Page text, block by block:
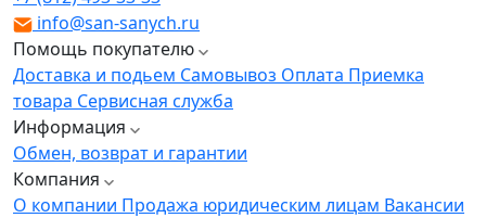
info@san-sanych.ru
Помощь покупателю
Доставка и подьем Самовывоз Оплата Приемка
товара Сервисная служба
Информация
Обмен, возврат и гарантии
Компания
О компании Продажа юридическим лицам Вакансии